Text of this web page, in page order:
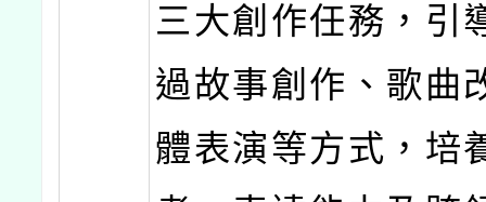
三大創作任務，引
過故事創作、歌曲
體表演等方式，培